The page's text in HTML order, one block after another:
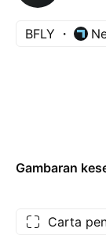
BFLY
Gambaran
Carta